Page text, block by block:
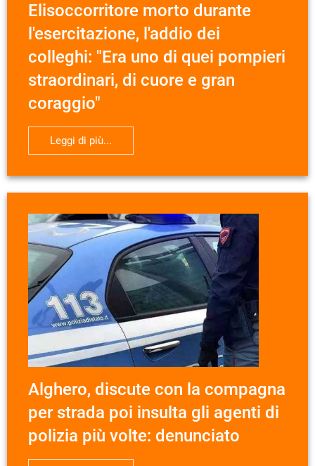
Elisoccorritore morto durante
l'esercitazione, l'addio dei
colleghi: "Era uno di quei pompieri
straordinari, di cuore e gran
coraggio"
Leggi di più...
Alghero, discute con la compagna
per strada poi insulta gli agenti di
polizia più volte: denunciato